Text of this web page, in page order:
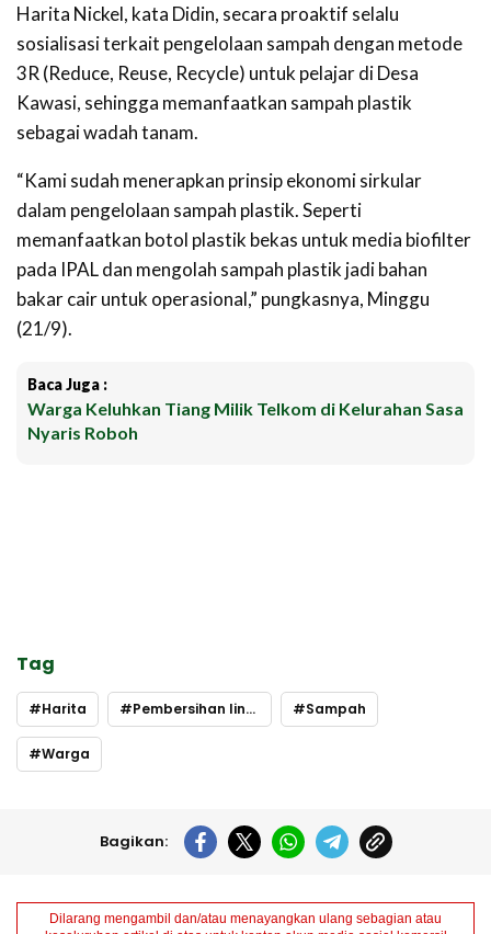
Harita Nickel, kata Didin, secara proaktif selalu
sosialisasi terkait pengelolaan sampah dengan metode
3R (Reduce, Reuse, Recycle) untuk pelajar di Desa
Kawasi, sehingga memanfaatkan sampah plastik
sebagai wadah tanam.
“Kami sudah menerapkan prinsip ekonomi sirkular
dalam pengelolaan sampah plastik. Seperti
memanfaatkan botol plastik bekas untuk media biofilter
pada IPAL dan mengolah sampah plastik jadi bahan
bakar cair untuk operasional,” pungkasnya, Minggu
(21/9).
Baca Juga :
Warga Keluhkan Tiang Milik Telkom di Kelurahan Sasa
Nyaris Roboh
Tag
Harita Pembersihan lingkungan Sampah
Warga
Bagikan:
Dilarang mengambil dan/atau menayangkan ulang sebagian atau